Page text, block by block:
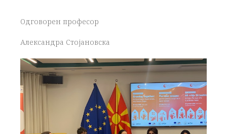
Одговорен професор
Александра Стојановска